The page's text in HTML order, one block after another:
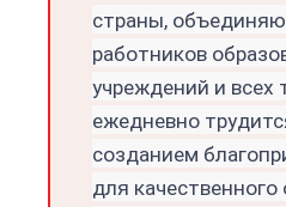
страны,
работников
учреждений и всех
ежедневно
созданием
для